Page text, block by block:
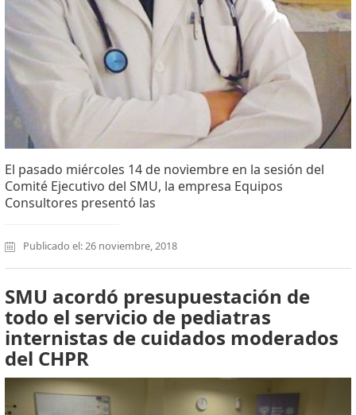
El pasado miércoles 14 de noviembre en la sesión del
Comité Ejecutivo del SMU, la empresa Equipos
Consultores presentó las
Publicado el: 26 noviembre, 2018
SMU acordó presupuestación de
todo el servicio de pediatras
internistas de cuidados moderados
del CHPR